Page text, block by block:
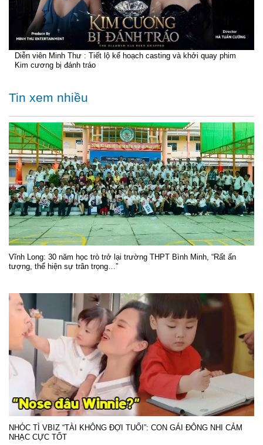
Diễn viên Minh Thư : Tiết lộ kế hoạch casting và khởi quay phim
Kim cương bị đánh tráo
Tin xem nhiều
Vĩnh Long: 30 năm học trò trở lại trường THPT Bình Minh, “Rất ấn
tượng, thể hiện sự trân trọng…”
NHÓC TÌ VBIZ “TÀI KHÔNG ĐỢI TUỔI”: CON GÁI ĐÔNG NHI CẢM
NHẠC CỰC TỐT